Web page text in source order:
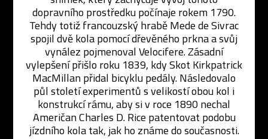
dopravního prostředku počínaje rokem 1790.
Tehdy totiž francouzský hrabě Mede de Sivrac
spojil dvě kola pomocí dřevěného prkna a svůj
vynález pojmenoval Velocifere. Zásadní
vylepšení přišlo roku 1839, kdy Skot Kirkpatrick
MacMillan přidal bicyklu pedály. Následovalo
půl století experimentů s velikostí obou kol i
konstrukcí rámu, aby si v roce 1890 nechal
Američan Charles D. Rice patentovat podobu
jízdního kola tak, jak ho známe do současnosti.